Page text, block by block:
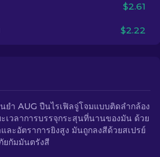
$2.61
$2.22
ำ AUG ปืนไรเฟิลจู่โจมแบบติดลำกล้อง
เวลาการบรรจุกระสุนที่นานของมัน ด้วย
ละอัตราการยิงสูง มันถูกลงสีด้วยสเปรย์
กัมมันตรังสี